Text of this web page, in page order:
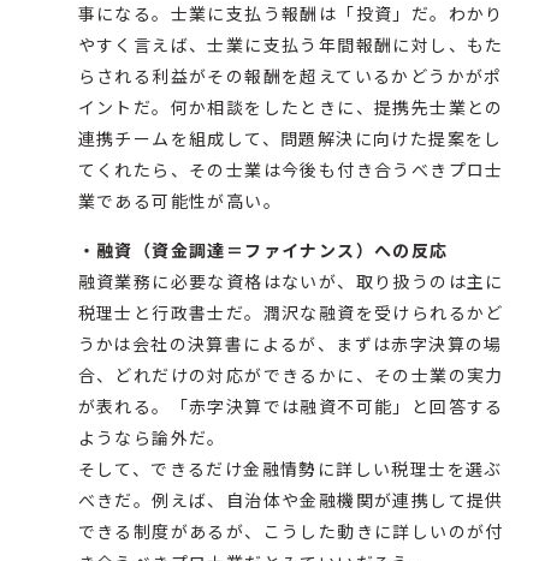
事になる。士業に支払う報酬は「投資」だ。わかり
やすく言えば、士業に支払う年間報酬に対し、もた
らされる利益がその報酬を超えているかどうかがポ
イントだ。何か相談をしたときに、提携先士業との
連携チームを組成して、問題解決に向けた提案をし
てくれたら、その士業は今後も付き合うべきプロ士
業である可能性が高い。
・融資（資金調達＝ファイナンス）への反応
融資業務に必要な資格はないが、取り扱うのは主に
税理士と行政書士だ。潤沢な融資を受けられるかど
うかは会社の決算書によるが、まずは赤字決算の場
合、どれだけの対応ができるかに、その士業の実力
が表れる。「赤字決算では融資不可能」と回答する
ようなら論外だ。
そして、できるだけ金融情勢に詳しい税理士を選ぶ
べきだ。例えば、自治体や金融機関が連携して提供
できる制度があるが、こうした動きに詳しいのが付